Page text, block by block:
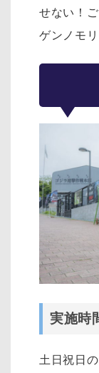
せない！
ゲンノモ
実施時
土日祝日